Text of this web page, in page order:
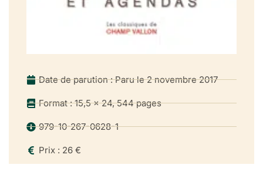
Date de parution : Paru le 2 novembre 2017
Format : 15,5 x 24, 544 pages
979-10-267-0628-1
Prix : 26 €